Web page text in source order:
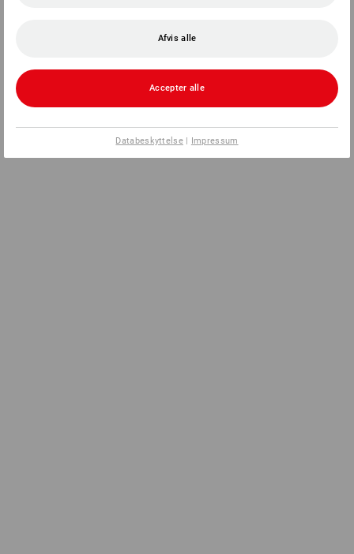
Afvis alle
Accepter alle
Databeskyttelse| Impressum